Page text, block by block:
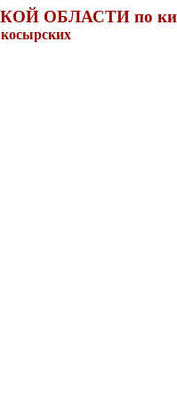
ОБЛАСТИ по